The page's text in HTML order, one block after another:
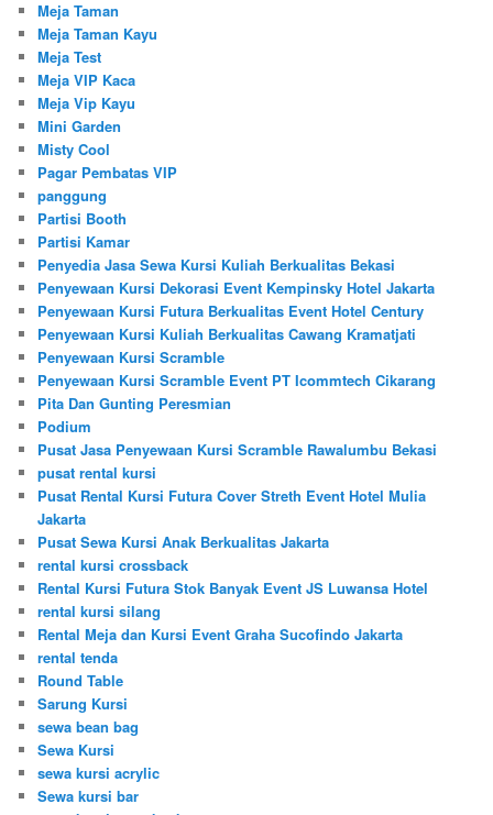
Meja Taman
Meja Taman Kayu
Meja Test
Meja VIP Kaca
Meja Vip Kayu
Mini Garden
Misty Cool
Pagar Pembatas VIP
panggung
Partisi Booth
Partisi Kamar
Penyedia Jasa Sewa Kursi Kuliah Berkualitas Bekasi
Penyewaan Kursi Dekorasi Event Kempinsky Hotel Jakarta
Penyewaan Kursi Futura Berkualitas Event Hotel Century
Penyewaan Kursi Kuliah Berkualitas Cawang Kramatjati
Penyewaan Kursi Scramble
Penyewaan Kursi Scramble Event PT Icommtech Cikarang
Pita Dan Gunting Peresmian
Podium
Pusat Jasa Penyewaan Kursi Scramble Rawalumbu Bekasi
pusat rental kursi
Pusat Rental Kursi Futura Cover Streth Event Hotel Mulia
Jakarta
Pusat Sewa Kursi Anak Berkualitas Jakarta
rental kursi crossback
Rental Kursi Futura Stok Banyak Event JS Luwansa Hotel
rental kursi silang
Rental Meja dan Kursi Event Graha Sucofindo Jakarta
rental tenda
Round Table
Sarung Kursi
sewa bean bag
Sewa Kursi
sewa kursi acrylic
Sewa kursi bar